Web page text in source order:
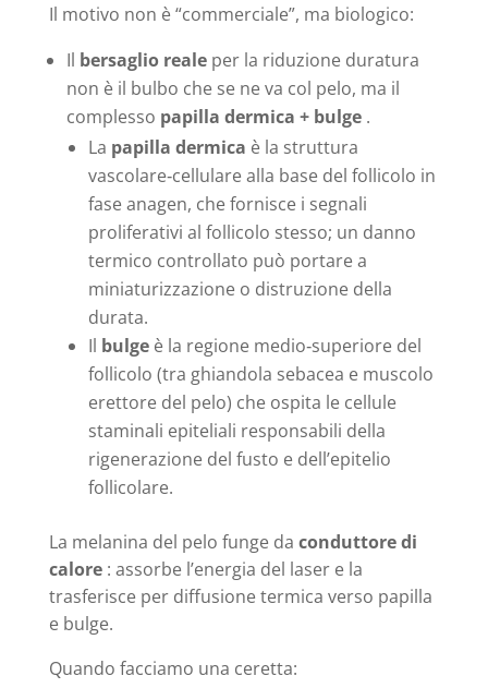
Il motivo non è “commerciale”, ma biologico:
Il bersaglio realeper la riduzione duratura
non è il bulbo che se ne va col pelo, ma il
complesso papilla dermica + bulge.
La papilla dermica è la struttura
vascolare‑cellulare alla base del follicolo in
fase anagen, che fornisce i segnali
proliferativi al follicolo stesso; un danno
termico controllato può portare a
miniaturizzazione o distruzione della
durata.
Il bulgeè la regione medio‑superiore del
follicolo (tra ghiandola sebacea e muscolo
erettore del pelo) che ospita le cellule
staminali epiteliali responsabili della
rigenerazione del fusto e dell’epitelio
follicolare.
La melanina del pelo funge da conduttore di
calore: assorbe l’energia del laser e la
trasferisce per diffusione termica verso papilla
e bulge.
Quando facciamo una ceretta: